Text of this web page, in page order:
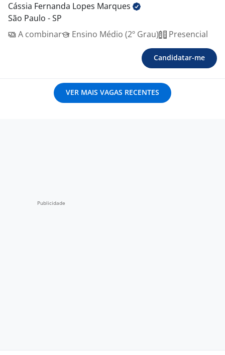
Cássia Fernanda Lopes Marques
São Paulo - SP
A combinar
Ensino Médio (2º Grau) Presencial
Candidatar-me
VER MAIS VAGAS RECENTES